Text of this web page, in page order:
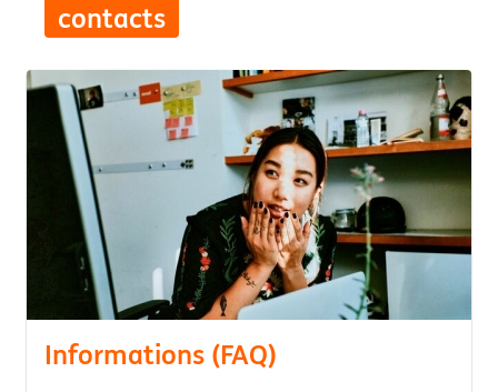
contacts
Informations (FAQ)